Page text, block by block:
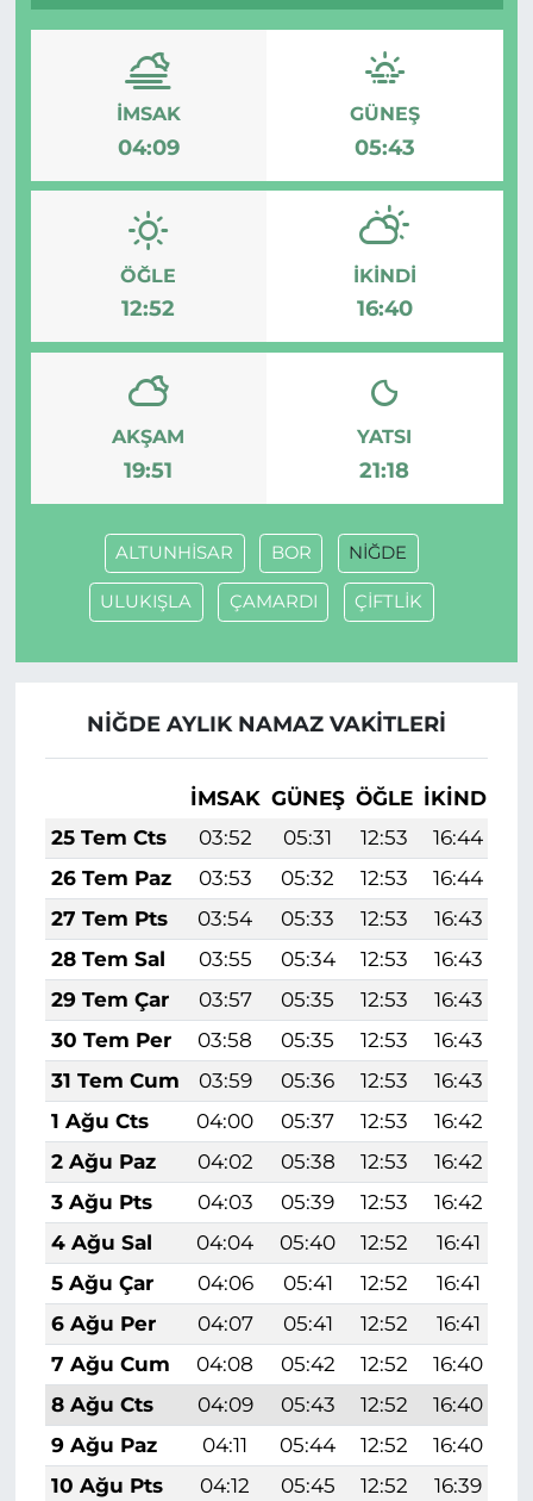
İMSAK
04:09
GÜNEŞ
05:43
ÖĞLE
12:52
İKINDI
16:40
AKŞAM
19:51
YATSI
21:18
ALTUNHİSAR BOR NİĞDE
ULUKIŞLA ÇAMARDI ÇİFTLİK
NİĞDE AYLIK NAMAZ VAKITLERI
İMSAK GÜNEŞ ÖĞLE İKINDI
25 Tem Cts
03:52 05:31 12:53 16:44
26 Tem Paz
03:53 05:32 12:53 16:44
27 Tem Pts
03:54 05:33 12:53 16:43
28 Tem Sal
03:55 05:34 12:53 16:43
29 Tem Çar
03:57 05:35 12:53 16:43
30 Tem Per
03:58 05:35 12:53 16:43
31 Tem Cum
03:59 05:36 12:53 16:43
1 Ağu Cts
04:00 05:37 12:53 16:42
2 Ağu Paz
04:02 05:38 12:53 16:42
3 Ağu Pts
04:03 05:39 12:53 16:42
4 Ağu Sal
04:04 05:40 12:52 16:41
5 Ağu Çar
04:06 05:41 12:52 16:41
6 Ağu Per
04:07 05:41 12:52 16:41
7 Ağu Cum
04:08 05:42 12:52 16:40
8 Ağu Cts
04:09 05:43 12:52 16:40
9 Ağu Paz
04:11 05:44 12:52 16:40
10 Ağu Pts
04:12 05:45 12:52 16:39
Yayın İlkeleri